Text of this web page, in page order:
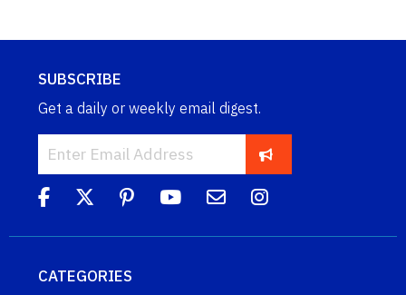
SUBSCRIBE
Get a daily or weekly email digest.
CATEGORIES